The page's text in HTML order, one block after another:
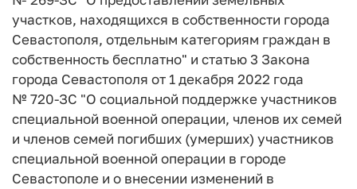
участков, находящихся в собственности города
Севастополя, отдельным категориям граждан в
собственность бесплатно" и статью 3 Закона
города Севастополя от 1 декабря 2022 года
№ 720-ЗС "О социальной поддержке участников
специальной военной операции, членов их семей
и членов семей погибших (умерших) участников
специальной военной операции в городе
Севастополе и о внесении изменений в